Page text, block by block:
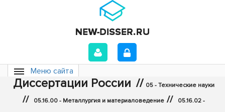
Меню сайта
Диссертации России // 05 - Технические науки
// 05.16.00 - Металлургия и материаловедение // 05.16.02 -